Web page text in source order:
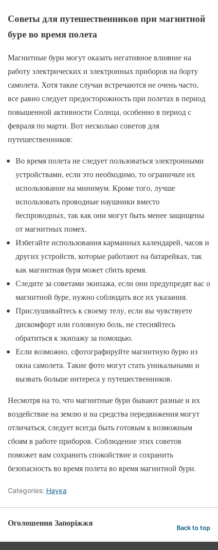
Советы для путешественников при магнитной
буре во время полета
Магнитные бури могут оказать негативное влияние на
работу электрических и электронных приборов на борту
самолета. Хотя такие случаи встречаются не очень часто,
все равно следует предосторожность при полетах в период
повышенной активности Солнца, особенно в период с
февраля по марти. Вот несколько советов для
путешественников:
Во время полета не следует пользоваться электронными
устройствами, если это необходимо, то ограничьте их
использование на минимум. Кроме того, лучше
использовать проводные наушники вместо
беспроводных, так как они могут быть менее защищены
от магнитных помех.
Избегайте использования карманных календарей, часов и
других устройств, которые работают на батарейках, так
как магнитная буря может сбить время.
Следите за советами экипажа, если они предупредят вас о
магнитной буре, нужно соблюдать все их указания.
Прислушивайтесь к своему телу, если вы чувствуете
дискомфорт или головную боль, не стесняйтесь
обратиться к экипажу за помощью.
Если возможно, сфотографируйте магнитную бурю из
окна самолета. Такие фото могут стать уникальными и
вызвать больше интереса у путешественников.
Несмотря на то, что магнитные бури бывают разные и их
воздействие на землю и на средства передвижения могут
отличаться, следует всегда быть готовым к возможным
сбоям в работе приборов. Соблюдение этих советов
поможет вам сохранить спокойствие и сохранить
безопасность во время полета во время магнитной бури.
Categories: Наука
Оголошення Запоріжжя Back to top